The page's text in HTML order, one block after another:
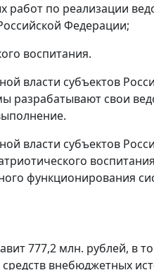
работ по реализации
Федерации;
воспитания.
власти субъектов
разрабатывают свои
власти субъектов
функционирования
777,2 млн. рублей, в
внебюджетных